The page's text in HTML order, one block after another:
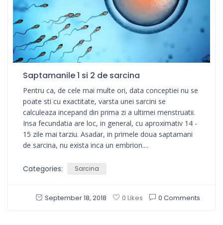
Saptamanile 1 si 2 de sarcina
Pentru ca, de cele mai multe ori, data conceptiei nu se
poate sti cu exactitate, varsta unei sarcini se
calculeaza incepand din prima zi a ultimei menstruatii.
Insa fecundatia are loc, in general, cu aproximativ 14 -
15 zile mai tarziu. Asadar, in primele doua saptamani
de sarcina, nu exista inca un embrion....
Categories: Sarcina
September 18, 2018 0 Likes 0 Comments